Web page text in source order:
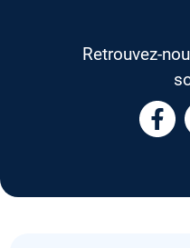
Retrouvez-